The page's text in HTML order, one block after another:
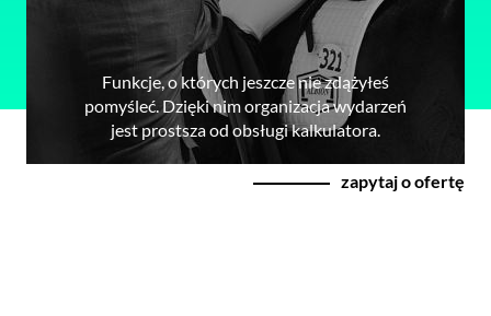
Funkcje, o których jeszcze nie zdążyłeś
pomyśleć. Dzięki nim organizacja wydarzeń
jest prostsza od obsługi kalkulatora.
zapytaj o ofertę